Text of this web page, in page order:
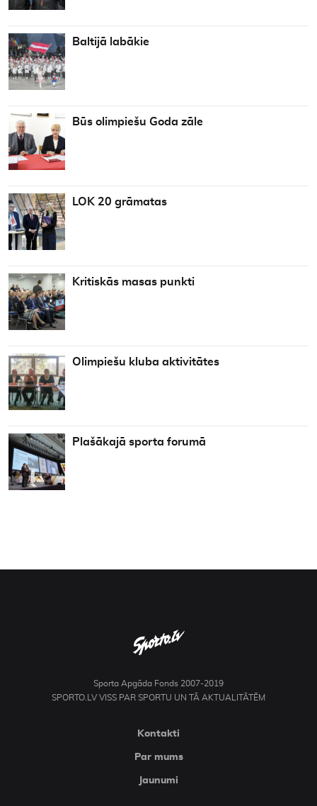
Baltijā labākie
Būs olimpiešu Goda zāle
LOK 20 grāmatas
Kritiskās masas punkti
Olimpiešu kluba aktivitātes
Plašākajā sporta forumā
Sporta Apgāda Fonds 2007-2019
SPORTO.LV VISS PAR SPORTU UN TĀ AKTUALITĀTĒM
Kontakti
Par mums
Jaunumi